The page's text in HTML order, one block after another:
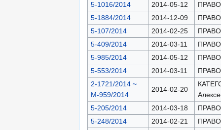
5-1016/2014
2014-05-12
5-1884/2014
2014-12-09
5-107/2014
2014-02-25
5-409/2014
2014-03-11
5-985/2014
2014-05-12
5-553/2014
2014-03-11
2-1721/2014 ~
М-959/2014
2014-02-20
5-205/2014
2014-03-18
5-248/2014
2014-02-21